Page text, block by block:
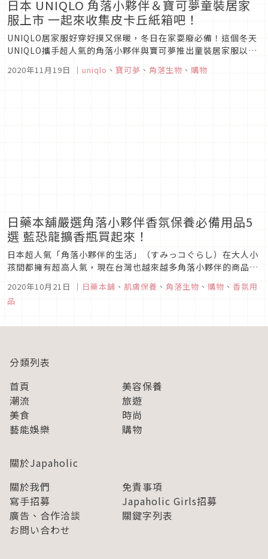
日本 UNIQLO 角落小夥伴＆寶可夢童裝居家
服上市 一起來收集皮卡丘紙箱吧！
UNIQLO居家服好穿好摸又保暖，冬日在家耍廢必備！這個冬天
UNIQLO攜手超人氣的角落小夥伴與寶可夢推出童裝居家服以及
連帽斗篷，雙面刷毛材質超柔軟，粉嫩色系更是讓人想包套，上
市期間下單可以得到皮卡丘特製款紙箱以及角落小夥伴獨家設計
2020年11月19日 ｜ uniqlo 、 寶可夢 、 角落生物 、 購物
日藥本舖嚴選角落小夥伴香氛保養必備用品5
選 藍恐龍擴香瓶買起來！
日本超人氣「角落小夥伴的生活」（すみっコぐらし）在大人小
孩間都擁有超高人氣，現在台灣也越來越多角落小夥伴的商品可
舖精選實用、可愛又平價的角落小夥伴居家香氛與台灣獨家植萃
保養產品，來看看超可愛的藍恐龍與貓咪這次又推出什麼必買商
2020年10月21日 ｜ 日藥本舖 、 肌膚保養 、 角落生物 、 購物 、 香氛用
品
分類列表
首頁
美容保養
潮流
旅遊
美食
時尚
藝能娛樂
購物
關於Japaholic
關於我們
免責事項
寫手招募
Japaholic Girls招募
廣告、合作洽談
關鍵字列表
お問い合わせ